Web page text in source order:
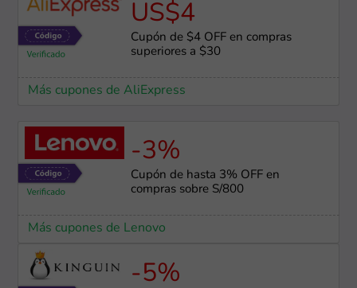
US$4
Cupón de $4 OFF en compras
superiores a $30
Más cupones de AliExpress
-3%
Cupón de hasta 3% OFF en
compras sobre S/800
Más cupones de Lenovo
-5%